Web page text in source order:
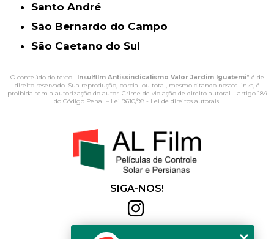
Santo André
São Bernardo do Campo
São Caetano do Sul
O conteúdo do texto " Insulfilm Antissindicalismo Valor Jardim Iguatemi" é de
direito reservado. Sua reprodução, parcial ou total, mesmo citando nossos links, é
proibida sem a autorização do autor. Crime de violação de direito autoral – artigo 184
do Código Penal – Lei 9610/98 - Lei de direitos autorais.
SIGA-NOS!